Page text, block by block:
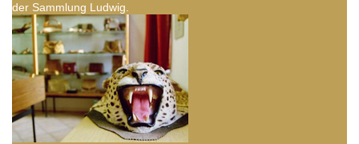
der Sammlung Ludwig.